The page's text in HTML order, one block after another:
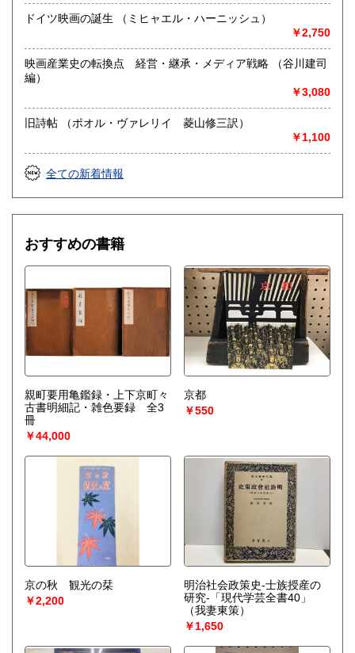
ー、古書一般（その他）ドイツ映画の誕生 （ミヒャエル・ハーニッシュ）
￥2,750
映画産業史の転換点 経営・継承・メディア戦略 （谷川建司
編）
￥3,080
旧詩帖 （ポオル・ヴァレリイ 菱山修三訳）
￥1,100
全ての新着情報
おすすめの書籍
親町要用亀鑑録・上下京町々
古書明細記・雑色要録 全3
冊
￥44,000
京都
￥550
京の秋 観光の栞
￥2,200
明治社会政策史-士族授産の
研究-「現代学芸全書40」
（我妻東策）
￥1,650